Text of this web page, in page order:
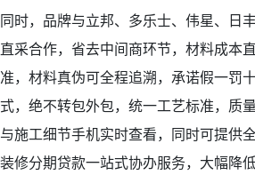
同时，品牌与立邦、多乐士、伟星、日
直采合作，省去中间商环节，材料成本
准，材料真伪可全程追溯，承诺假一罚
式，绝不转包外包，统一工艺标准，质
与施工细节手机实时查看，同时可提供
装修分期贷款一站式协办服务，大幅降